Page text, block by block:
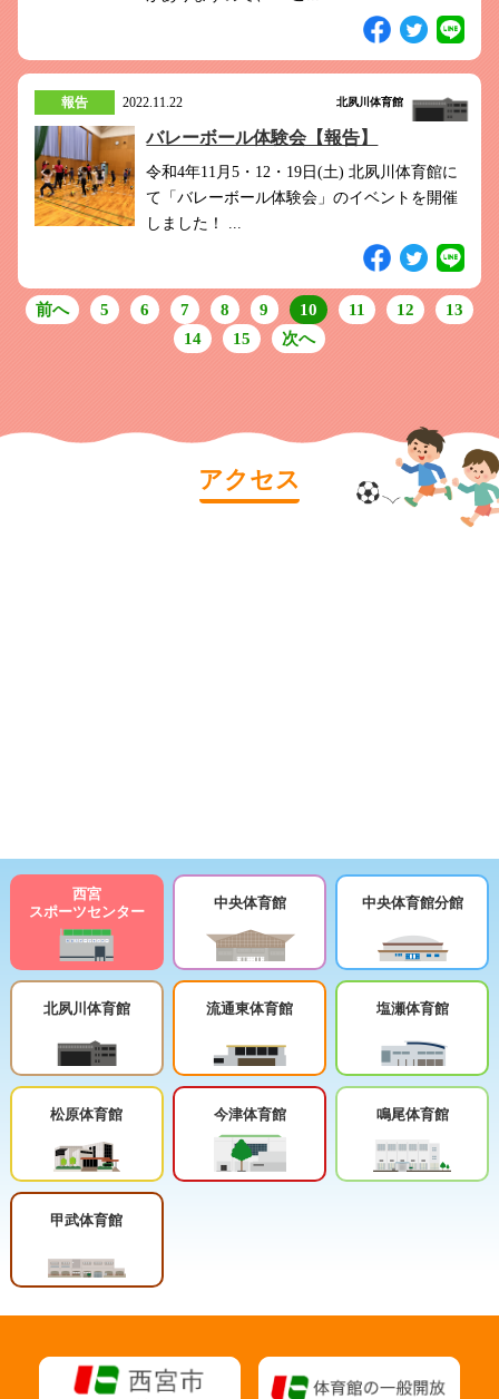
報告 2022.11.22 北夙川体育館
バレーボール体験会【報告】
令和4年11月5・12・19日(土) 北夙川体育館に
て「バレーボール体験会」のイベントを開催
しました！ ...
前へ 5 6 7 8 9 10 11 12
13
14
15 次へ
アクセス
西宮
スポーツセンター
中央体育館 中央体育館分館
北夙川体育館 流通東体育館 塩瀬体育館
松原体育館 今津体育館 鳴尾体育館
甲武体育館